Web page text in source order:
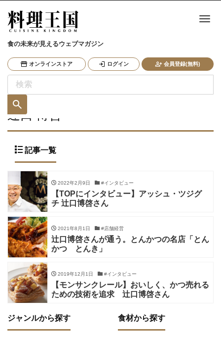
食の未来が見えるウェブマガジン
オンラインストア ログイン 会員登録(無料)
ナ
辻口 博啓
記事一覧
2022年2月9日 #インタビュー
【TOPにインタビュー】アッシュ・ツジグ
チ 辻󠄀口博啓さん
2021年8月1日 #店舗経営
辻口博啓さんが通う。とんかつの名店「とん
かつ とんき」
2019年12月1日 #インタビュー
【モンサンクレール】おいしく、かつ売れる
ための技術を追求 辻口博啓さん
ジャンルから探す 食材から探す